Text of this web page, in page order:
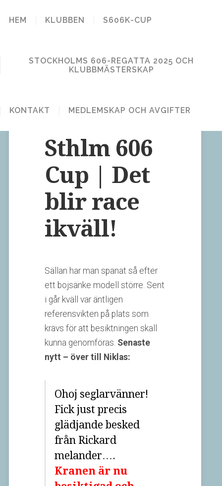
HEM KLUBBEN S606K-CUP
STOCKHOLMS 606-REGATTA 2025 OCH
KLUBBMÄSTERSKAP
KONTAKT MEDLEMSKAP OCH AVGIFTER
STOCKHOLM
606 KLUBB
1 kommentar
Sthlm 606
Cup | Det
blir race
ikväll!
Sällan har man spanat så efter
ett bojsänke modell större. Sent
i går kväll var äntligen
referensvikten på plats som
krävs för att besiktningen skall
kunna genomföras. Senaste
nytt – över till Niklas:
Ohoj seglarvänner!
Fick just precis
glädjande besked
från Rickard
melander….
Kranen är nu